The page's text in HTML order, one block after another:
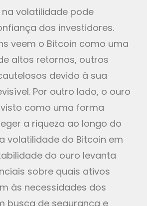
na volatilidade pode
dos investidores.
veem o Bitcoin como uma
altos retornos, outros
devido à sua
Por outro lado, o ouro
como uma forma
a riqueza ao longo do
volatilidade do Bitcoin em
do ouro levanta
sobre quais ativos
às necessidades dos
busca de segurança e